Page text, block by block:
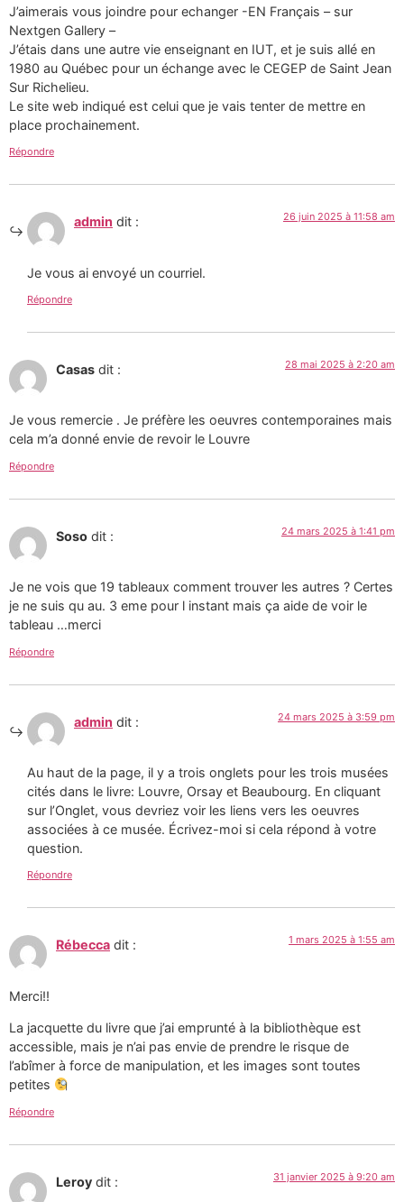
J’aimerais vous joindre pour echanger -EN Français – sur
Nextgen Gallery –
J’étais dans une autre vie enseignant en IUT, et je suis allé en
1980 au Québec pour un échange avec le CEGEP de Saint Jean
Sur Richelieu.
Le site web indiqué est celui que je vais tenter de mettre en
place prochainement.
Répondre
admin dit : 26 juin 2025 à 11:58 am
Je vous ai envoyé un courriel.
Répondre
Casas dit : 28 mai 2025 à 2:20 am
Je vous remercie . Je préfère les oeuvres contemporaines mais
cela m’a donné envie de revoir le Louvre
Répondre
Soso dit : 24 mars 2025 à 1:41 pm
Je ne vois que 19 tableaux comment trouver les autres ? Certes
je ne suis qu au. 3 eme pour l instant mais ça aide de voir le
tableau …merci
Répondre
admin dit : 24 mars 2025 à 3:59 pm
Au haut de la page, il y a trois onglets pour les trois musées
cités dans le livre: Louvre, Orsay et Beaubourg. En cliquant
sur l’Onglet, vous devriez voir les liens vers les oeuvres
associées à ce musée. Écrivez-moi si cela répond à votre
question.
Répondre
Rébecca dit : 1 mars 2025 à 1:55 am
Merci!!
La jacquette du livre que j’ai emprunté à la bibliothèque est
accessible, mais je n’ai pas envie de prendre le risque de
l’abîmer à force de manipulation, et les images sont toutes
petites
Répondre
Leroy dit : 31 janvier 2025 à 9:20 am